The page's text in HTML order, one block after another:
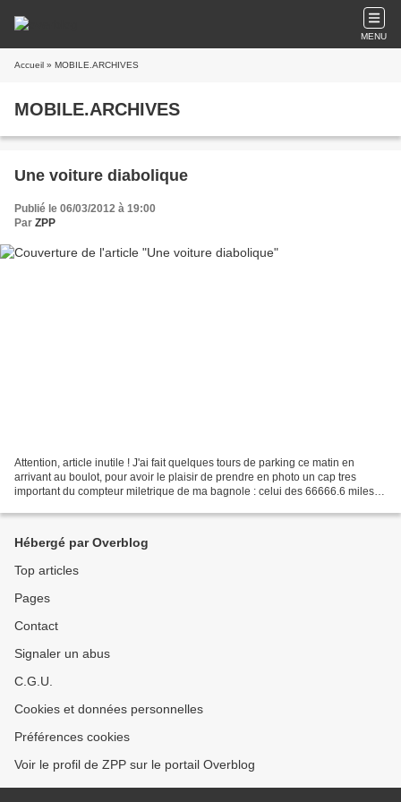
MENU
Accueil » MOBILE.ARCHIVES
MOBILE.ARCHIVES
Une voiture diabolique
Publié le 06/03/2012 à 19:00
Par ZPP
Attention, article inutile ! J'ai fait quelques tours de parking ce matin en
arrivant au boulot, pour avoir le plaisir de prendre en photo un cap tres
important du compteur miletrique de ma bagnole : celui des 66666.6 miles !
Hébergé par Overblog
Top articles
Pages
Contact
Signaler un abus
C.G.U.
Cookies et données personnelles
Préférences cookies
Voir le profil de ZPP sur le portail Overblog